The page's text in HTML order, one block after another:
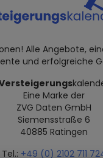
Alle Angebote,
und erfolgreiche
Eine Marke der
ZVG Daten GmbH
Siemensstraße 6
40885 Ratingen
Tel.: +49 (0) 2102 711